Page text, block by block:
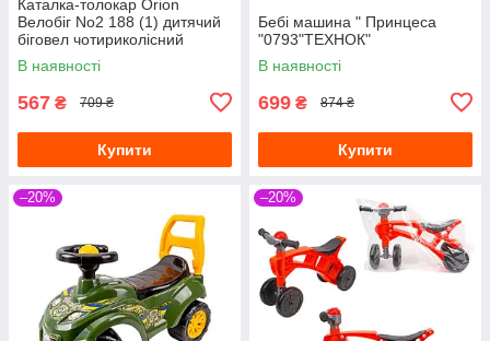
Каталка-толокар Orion
Велобіг No2 188 (1) дитячий
біговел чотириколісний
мотоцикл із клаксоном, синій
В наявності
567 ₴ 709 ₴
Купити
Бебі машина " Принцеса
"0793"ТЕХНОК"
В наявності
699 ₴ 874 ₴
Купити
–20% –20%